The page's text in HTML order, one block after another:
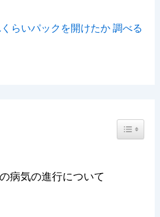
らいパックを開けたか 調べる
Toggle
病気の進行について